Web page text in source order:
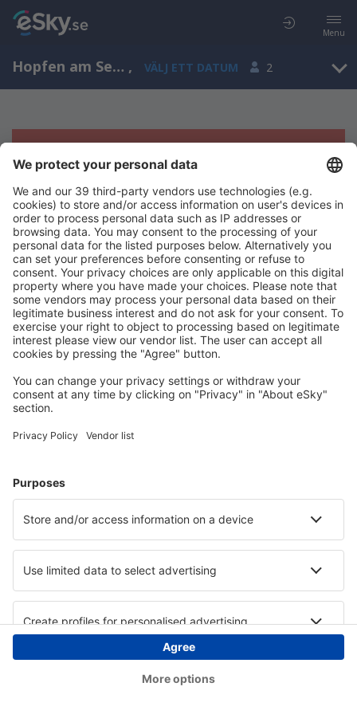
Menu
Hopfen am See, Bavaria, Tyskland , VÄLJ ETT DATUM 2
Tyvärr, inga resultat för denna sökning
Försök att söka med andra kriterier
Copyright © eSky.se. Alla rättigheter förbehålls.